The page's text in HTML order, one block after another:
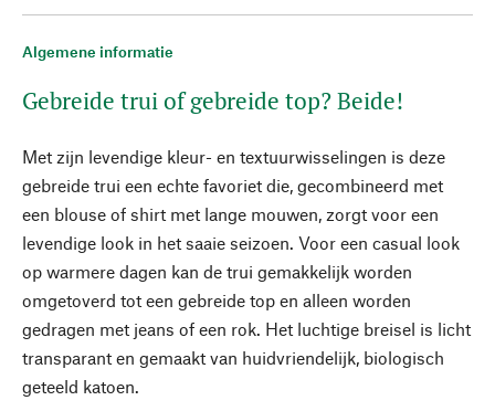
Algemene informatie
Gebreide trui of gebreide top? Beide!
Met zijn levendige kleur- en textuurwisselingen is deze
gebreide trui een echte favoriet die, gecombineerd met
een blouse of shirt met lange mouwen, zorgt voor een
levendige look in het saaie seizoen. Voor een casual look
op warmere dagen kan de trui gemakkelijk worden
omgetoverd tot een gebreide top en alleen worden
gedragen met jeans of een rok. Het luchtige breisel is licht
transparant en gemaakt van huidvriendelijk, biologisch
geteeld katoen.